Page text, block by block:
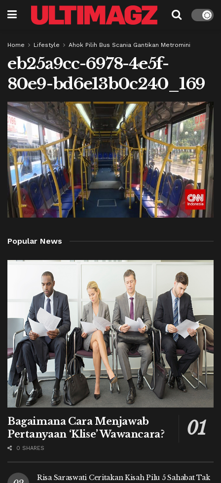
Home Lifestyle Ahok Pilih Bus Scania Gantikan Metromini
eb25a9cc-6978-4e5f-
80e9-bd6e13b0c240_169
Popular News
Bagaimana Cara Menjawab
Pertanyaan ‘Klise’ Wawancara?
0 SHARES
Risa Saraswati Ceritakan Kisah Pilu 5 Sahabat Tak